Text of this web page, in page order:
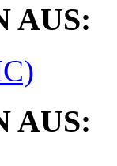
AUS:
AUS: